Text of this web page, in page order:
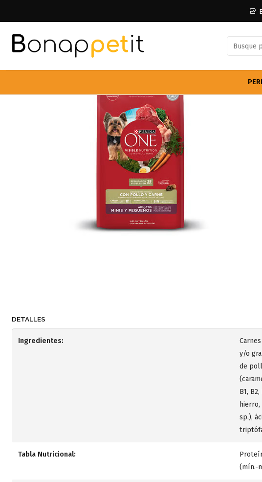
Alimentos Para Perros
DETALLES
Ingredientes:
y/o
de
B1,
sp.),
Tabla Nutricional:
(mín.-